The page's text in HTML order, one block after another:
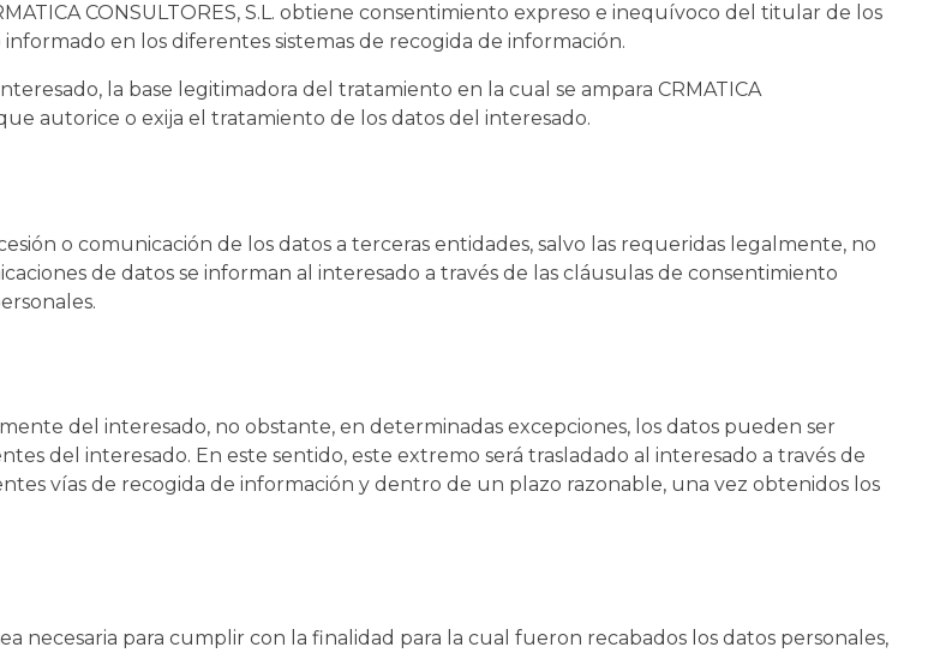
CONSULTORES, S.L. obtiene consentimiento expreso e inequívoco del titular de los
en los diferentes sistemas de recogida de información.
la base legitimadora del tratamiento en la cual se ampara CRMATICA
autorice o exija el tratamiento de los datos del interesado.
o comunicación de los datos a terceras entidades, salvo las requeridas legalmente, no
de datos se informan al interesado a través de las cláusulas de consentimiento
del interesado, no obstante, en determinadas excepciones, los datos pueden ser
del interesado. En este sentido, este extremo será trasladado al interesado a través de
vías de recogida de información y dentro de un plazo razonable, una vez obtenidos los
necesaria para cumplir con la finalidad para la cual fueron recabados los datos personales,